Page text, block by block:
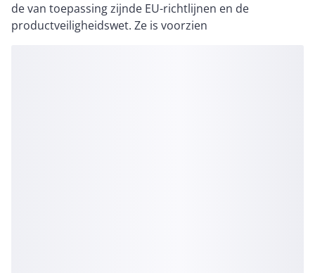
de van toepassing zijnde EU-richtlijnen en de
productveiligheidswet. Ze is voorzien